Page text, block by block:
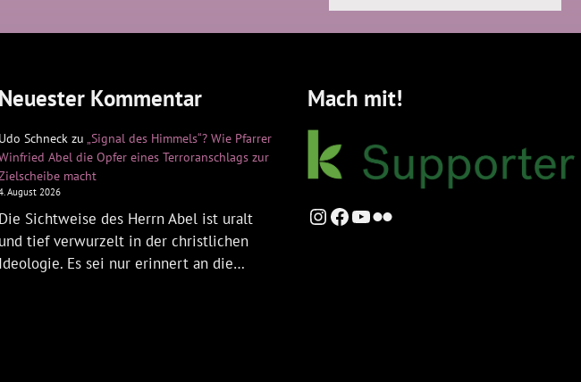
Neuester Kommentar
Udo Schneck zu „Signal des Himmels“? Wie Pfarrer
Abel die Opfer eines Terroranschlags zur
macht
August 2026
Die Sichtweise des Herrn Abel ist uralt
und tief verwurzelt in der christlichen
Ideologie. Es sei nur erinnert an die…
Mach mit!
Instagram
Facebook
YouTube
Flickr